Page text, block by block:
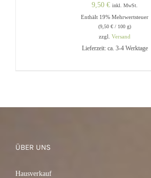
9,50 € inkl. MwSt.
Enthält 19% Mehrwertsteuer
(9,50 € / 100 g)
zzgl. Versand
Lieferzeit: ca. 3-4 Werktage
ÜBER UNS
Hausverkauf